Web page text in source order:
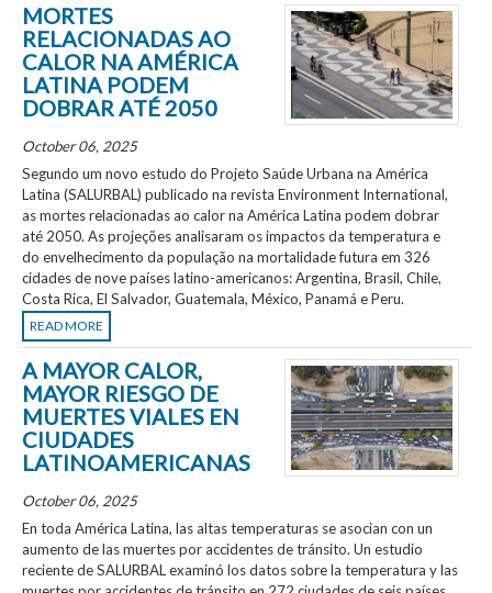
MORTES
RELACIONADAS AO
CALOR NA AMÉRICA
LATINA PODEM
DOBRAR ATÉ 2050
October 06, 2025
Segundo um novo estudo do Projeto Saúde Urbana na América
Latina (SALURBAL) publicado na revista Environment International,
as mortes relacionadas ao calor na América Latina podem dobrar
até 2050. As projeções analisaram os impactos da temperatura e
do envelhecimento da população na mortalidade futura em 326
cidades de nove países latino-americanos: Argentina, Brasil, Chile,
Costa Rica, El Salvador, Guatemala, México, Panamá e Peru.
READ MORE
A MAYOR CALOR,
MAYOR RIESGO DE
MUERTES VIALES EN
CIUDADES
LATINOAMERICANAS
October 06, 2025
En toda América Latina, las altas temperaturas se asocian con un
aumento de las muertes por accidentes de tránsito. Un estudio
reciente de SALURBAL examinó los datos sobre la temperatura y las